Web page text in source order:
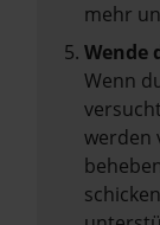
mehr
Wende
Wenn
werden